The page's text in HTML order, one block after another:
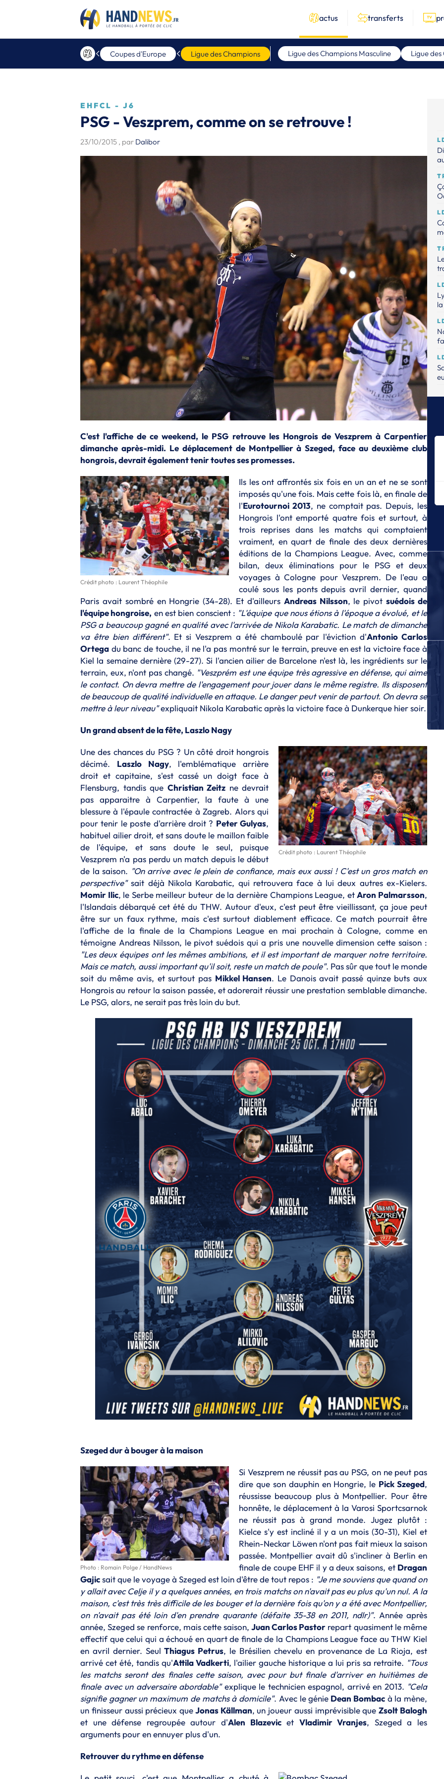
actus transferts
Coupes d'Europe Ligue des Champions Ligue des Champions Masculine Ligue
EHFCL - J6
PSG - Veszprem, comme on se retrouve !
23/10/2015 , par Dalibor
C'est l'affiche de ce weekend, le PSG retrouve les Hongrois de Veszprem à Carpentier
dimanche après-midi. Le déplacement de Montpellier à Szeged, face au deuxième club
hongrois, devrait également tenir toutes ses promesses.
Crédit photo : Laurent Théophile
Ils les ont affrontés six fois en un an et ne se sont
imposés qu'une fois. Mais cette fois là, en finale de
l'Eurotournoi 2013, ne comptait pas. Depuis, les
Hongrois l'ont emporté quatre fois et surtout, à
trois reprises dans les matchs qui comptaient
vraiment, en quart de finale des deux dernières
éditions de la Champions League. Avec, comme
bilan, deux éliminations pour le PSG et deux
voyages à Cologne pour Veszprem. De l'eau a
coulé sous les ponts depuis avril dernier, quand
Paris avait sombré en Hongrie (34-28). Et d'ailleurs Andreas Nilsson, le pivotsuédois de
l'équipe hongroise, en est bien conscient : "L'équipe que nous étions à l'époque a évolué, et le
PSG a beaucoup gagné en qualité avec l'arrivée de Nikola Karabatic. Le match de dimanche
va être bien différent". Et si Veszprem a été chamboulé par l'éviction d'Antonio Carlos
Ortega du banc de touche, il ne l'a pas montré sur le terrain, preuve en est la victoire face à
Kiel la semaine dernière (29-27). Si l'ancien ailier de Barcelone n'est là, les ingrédients sur le
terrain, eux, n'ont pas changé. "Veszprém est une équipe très agressive en défense, qui aime
le contact. On devra mettre de l'engagement pour jouer dans le même registre. Ils disposent
de beaucoup de qualité individuelle en attaque. Le danger peut venir de partout. On devra se
mettre à leur niveau"expliquait Nikola Karabatic après la victoire face à Dunkerque hier soir.
Un grand absent de la fête, Laszlo Nagy
Crédit photo : Laurent Théophile
Une des chances du PSG ? Un côté droit hongrois
décimé. Laszlo Nagy, l'emblématique arrière
droit et capitaine, s'est cassé un doigt face à
Flensburg, tandis que Christian Zeitz ne devrait
pas apparaitre à Carpentier, la faute à une
blessure à l'épaule contractée à Zagreb. Alors qui
pour tenir le poste d'arrière droit ? Peter Gulyas,
habituel ailier droit, et sans doute le maillon faible
de l'équipe, et sans doute le seul, puisque
Veszprem n'a pas perdu un match depuis le début
de la saison. "On arrive avec le plein de confiance, mais eux aussi ! C'est un gros match en
perspective"sait déjà Nikola Karabatic, qui retrouvera face à lui deux autres ex-Kielers.
Momir Ilic, le Serbe meilleur buteur de la dernière Champions League, etAron Palmarsson,
l'Islandais débarqué cet été du THW. Autour d'eux, c'est peut être vieillissant, ça joue peut
être sur un faux rythme, mais c'est surtout diablement efficace. Ce match pourrait être
l'affiche de la finale de la Champions League en mai prochain à Cologne, comme en
témoigne Andreas Nilsson, le pivot suédois qui a pris une nouvelle dimension cette saison :
"Les deux équipes ont les mêmes ambitions, et il est important de marquer notre territoire.
Mais ce match, aussi important qu'il soit, reste un match de poule". Pas sûr que tout le monde
soit du même avis, et surtout pas Mikkel Hansen. Le Danois avait passé quinze buts aux
Hongrois au retour la saison passée, et adorerait réussir une prestation semblable dimanche.
Le PSG, alors, ne serait pas très loin du but.
Szeged dur à bouger à la maison
Photo : Romain Polge / HandNews
Si Veszprem ne réussit pas au PSG, on ne peut pas
dire que son dauphin en Hongrie, le Pick Szeged,
réussisse beaucoup plus à Montpellier. Pour être
honnête, le déplacement à la Varosi Sportcsarnok
ne réussit pas à grand monde. Jugez plutôt :
Kielce s'y est incliné il y a un mois (30-31), Kiel et
Rhein-Neckar Löwen n'ont pas fait mieux la saison
passée. Montpellier avait dû s'incliner à Berlin en
finale de coupe EHF il y a deux saisons, et Dragan
Gajicsait que le voyage à Szeged est loin d'être de tout repos : "Je me souviens que quand on
y allait avec Celje il y a quelques années, en trois matchs on n'avait pas eu plus qu'un nul. A la
maison, c'est très très difficile de les bouger et la dernière fois qu'on y a été avec Montpellier,
on n'avait pas été loin d'en prendre quarante (défaite 35-38 en 2011, ndlr)". Année après
année, Szeged se renforce, mais cette saison, Juan Carlos Pastor repart quasiment le même
effectif que celui qui a échoué en quart de finale de la Champions League face au THW Kiel
en avril dernier. SeulThiagus Petrus, le Brésilien chevelu en provenance de La Rioja, est
arrivé cet été, tandis qu'Attila Vadkerti, l'ailier gauche historique a lui pris sa retraite. "Tous
les matchs seront des finales cette saison, avec pour but finale d'arriver en huitièmes de
finale avec un adversaire abordable"explique le technicien espagnol, arrivé en 2013. "Cela
signifie gagner un maximum de matchs à domicile". Avec le génie Dean Bombacà la mène,
un finisseur aussi précieux queJonas Källman, un joueur aussi imprévisible queZsolt Balogh
et une défense regroupée autour d'Alen Blazevicet Vladimir Vranjes, Szeged a les
arguments pour en ennuyer plus d'un.
Retrouver du rythme en défense